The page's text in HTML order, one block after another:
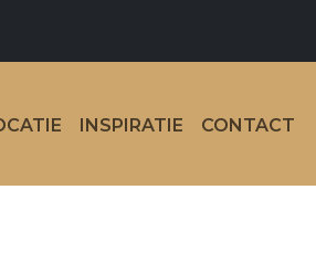
INSPIRATIE CONTACT